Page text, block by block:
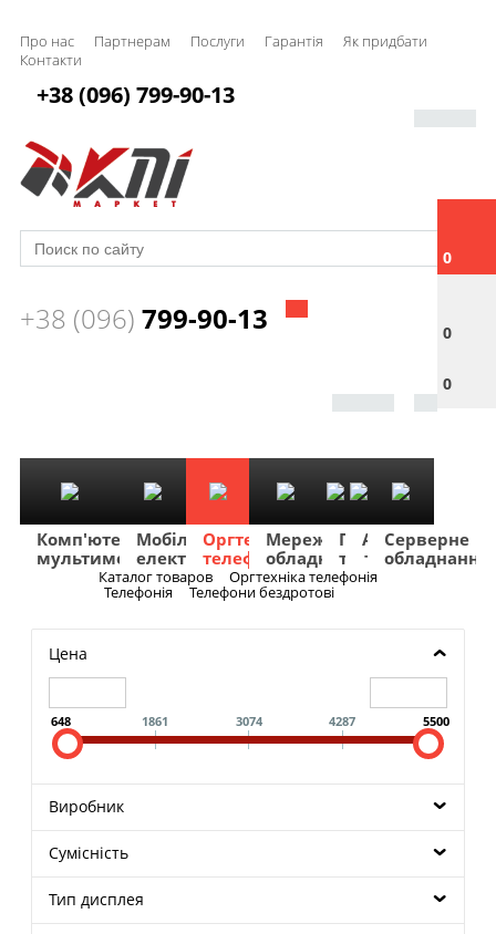
Про нас Партнерам Послуги Гарантія
Як придбати
Контакти
0
0
0
+38 (096) 799-90-13
+38 (096) 799-90-13
Комп'ютери
мультимедіа
Мобільна
електроніка
Оргтехніка
телефонія
Мережеве
обладнання
Побутова
техніка
TV
та
Аудіо
Фото
та
відео
Авто
та
навігація
Серверне
обладнання
Каталог товаров Оргтехніка телефонія
Телефонія Телефони бездротові
Цена
648 1861 3074 4287 5500
Виробник
Сумісність
Тип дисплея